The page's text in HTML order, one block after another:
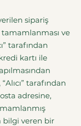
sipariş
ve
tarafından
kartı ile
“Alıcı” tarafından
adresine,
bilgi veren bir